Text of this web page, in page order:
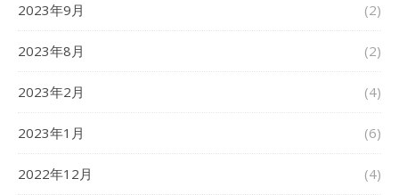
2023年9月 (2)
2023年8月 (2)
2023年2月 (4)
2023年1月 (6)
2022年12月 (4)